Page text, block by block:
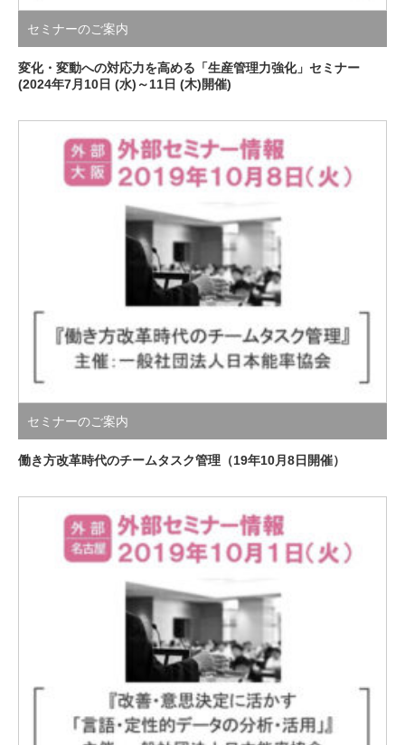
セミナーのご案内
変化・変動への対応力を高める「生産管理力強化」セミナー
(2024年7月10日 (水)～11日 (木)開催)
セミナーのご案内
働き方改革時代のチームタスク管理（19年10月8日開催）